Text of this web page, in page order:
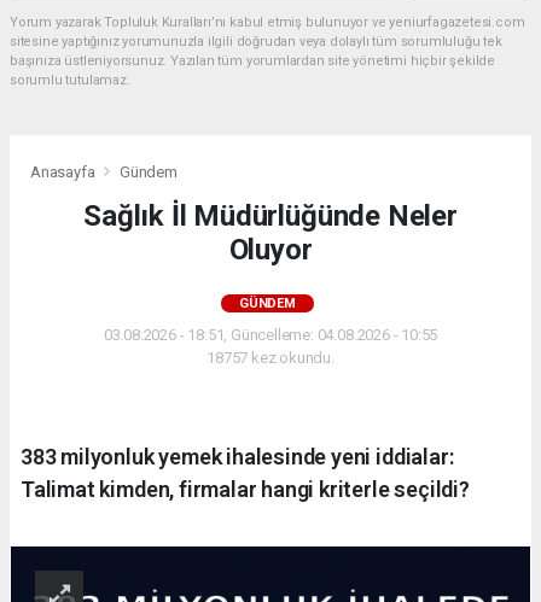
Yorum yazarak Topluluk Kuralları’nı kabul etmiş bulunuyor ve yeniurfagazetesi.com
sitesine yaptığınız yorumunuzla ilgili doğrudan veya dolaylı tüm sorumluluğu tek
başınıza üstleniyorsunuz. Yazılan tüm yorumlardan site yönetimi hiçbir şekilde
sorumlu tutulamaz.
Anasayfa Gündem
Sağlık İl Müdürlüğünde Neler
Oluyor
GÜNDEM
03.08.2026 - 18:51, Güncelleme: 04.08.2026 - 10:55
18757 kez okundu.
383 milyonluk yemek ihalesinde yeni iddialar:
Talimat kimden, firmalar hangi kriterle seçildi?